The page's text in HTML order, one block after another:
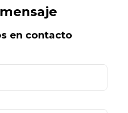
en contacto